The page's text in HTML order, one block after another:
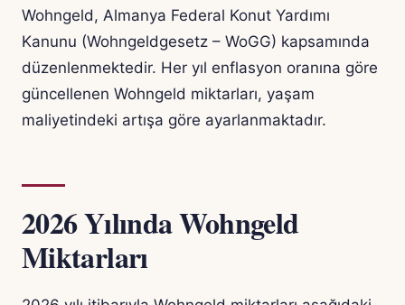
Wohngeld, Almanya Federal Konut Yardımı
Kanunu (Wohngeldgesetz – WoGG) kapsamında
düzenlenmektedir. Her yıl enflasyon oranına göre
güncellenen Wohngeld miktarları, yaşam
maliyetindeki artışa göre ayarlanmaktadır.
2026 Yılında Wohngeld
Miktarları